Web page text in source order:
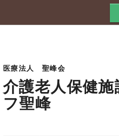
医療法人 聖峰会
介護老人保健
フ聖峰